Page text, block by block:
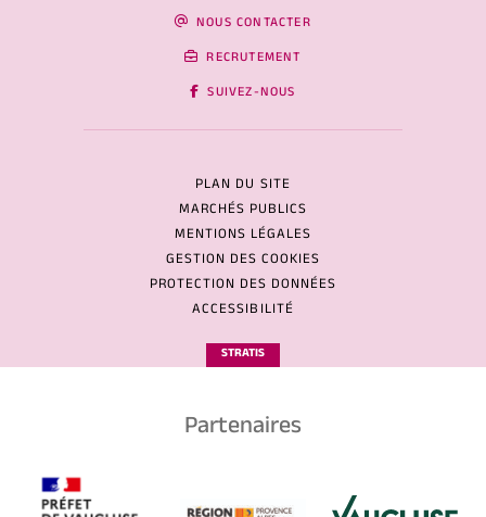
NOUS CONTACTER
RECRUTEMENT
SUIVEZ-NOUS
PLAN DU SITE
MARCHÉS PUBLICS
MENTIONS LÉGALES
GESTION DES COOKIES
PROTECTION DES DONNÉES
ACCESSIBILITÉ
STRATIS
Partenaires